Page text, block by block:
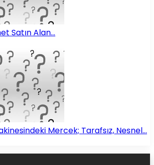
Satın Alan…
Mercek; Tarafsız, Nesnel…